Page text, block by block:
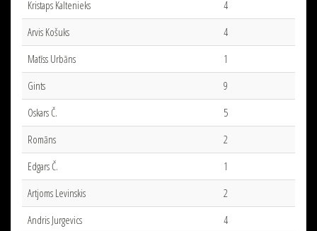
Kristaps Kaltenieks
4
Arvis Košuks
4
Matīss Urbāns
1
Gints
9
Oskars Č.
5
Romāns
2
Edgars Č.
1
Artjoms Levinskis
2
Andris Jurgevics
4